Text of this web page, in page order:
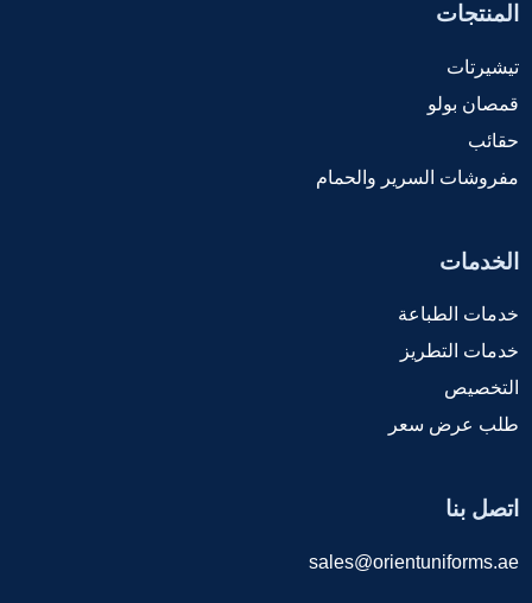
المنتجات
تيشيرتات
قمصان بولو
حقائب
مفروشات السرير والحمام
الخدمات
خدمات الطباعة
خدمات التطريز
التخصيص
طلب عرض سعر
اتصل بنا
sales@orientuniforms.ae